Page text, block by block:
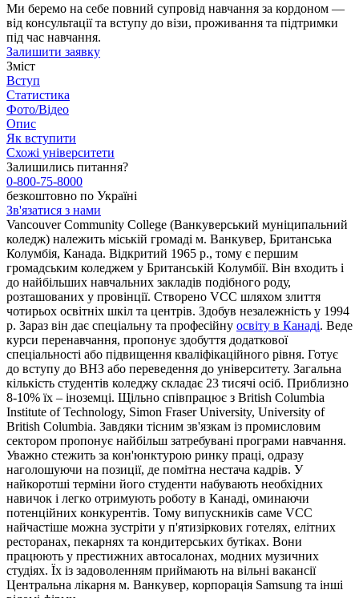
Ми беремо на себе повний супровід навчання за кордоном —
від консультації та вступу до візи, проживання та підтримки
під час навчання.
Залишити заявку
Зміст
Вступ
Статистика
Фото/Відео
Опис
Як вступити
Схожі університети
Залишились питання?
0-800-75-8000
безкоштовно по Україні
Зв'язатися з нами
Vancouver Community College (Ванкуверський муніципальний
коледж) належить міській громаді м. Ванкувер, Британська
Колумбія, Канада. Відкритий 1965 р., тому є першим
громадським коледжем у Британській Колумбії. Він входить і
до найбільших навчальних закладів подібного роду,
розташованих у провінції. Створено VCC шляхом злиття
чотирьох освітніх шкіл та центрів. Здобув незалежність у 1994
р. Зараз він дає спеціальну та професійну освіту в Канаді. Веде
курси перенавчання, пропонує здобуття додаткової
спеціальності або підвищення кваліфікаційного рівня. Готує
до вступу до ВНЗ або переведення до університету. Загальна
кількість студентів коледжу складає 23 тисячі осіб. Приблизно
8-10% їх – іноземці. Щільно співпрацює з British Columbia
Institute of Technology, Simon Fraser University, University of
British Columbia. Завдяки тісним зв'язкам із промисловим
сектором пропонує найбільш затребувані програми навчання.
Уважно стежить за кон'юнктурою ринку праці, одразу
наголошуючи на позиції, де помітна нестача кадрів. У
найкоротші терміни його студенти набувають необхідних
навичок і легко отримують роботу в Канаді, оминаючи
потенційних конкурентів. Тому випускників саме VCC
найчастіше можна зустріти у п'ятизіркових готелях, елітних
ресторанах, пекарнях та кондитерських бутіках. Вони
працюють у престижних автосалонах, модних музичних
студіях. Їх із задоволенням приймають на вільні вакансії
Центральна лікарня м. Ванкувер, корпорація Samsung та інші